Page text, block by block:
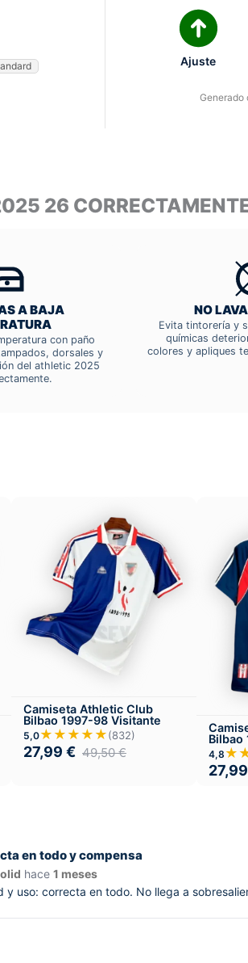
Ajuste
Generado
26
A BAJA
con paño
dorsales y
del athletic 2025
NO
Evita tintorería y
químicas
colores y apliques
Camiseta Athletic Club
Bilbao 1997-98 Visitante
5,0★★★★★(832)
27,99 € 49,50€
Bilbao
4,8
27,99
en todo y compensa
hace1 meses
y uso: correcta en todo. No llega a